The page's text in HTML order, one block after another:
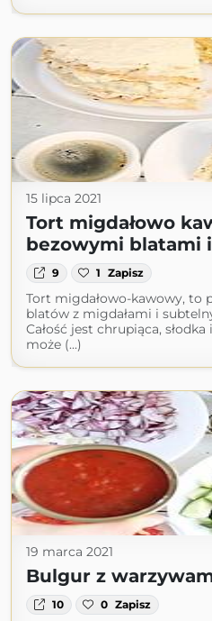
15 lipca 2021
Tort migdałowo
bezowymi blatami
9 1 Zapisz
Tort migdałowo-kawowy, to
blatów z migdałami i
Całość jest chrupiąca,
może (...)
19 marca 2021
Bulgur z
10 0 Zapisz